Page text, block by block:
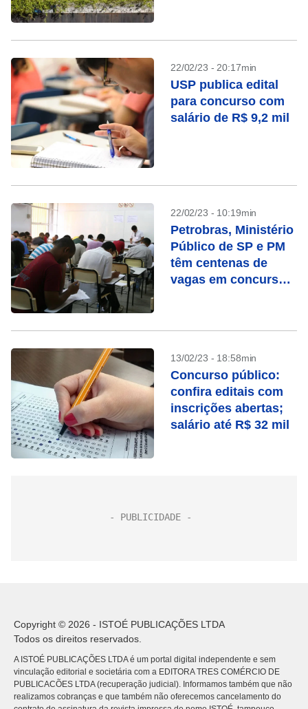
22/02/23 - 20:17min
USP publica edital
para concurso com
salário de R$ 9,2 mil
22/02/23 - 10:19min
Petrobras, Ministério
Público de SP e PM
têm centenas de
vagas em concursos;
13/02/23 - 18:58min
Concurso público:
confira editais com
inscrições abertas;
salário até R$ 32 mil
Copyright © 2026 - ISTOÉ PUBLICAÇÕES LTDA
Todos os direitos reservados.
A ISTOÉ PUBLICAÇÕES LTDA é um portal digital independente e sem
vinculação editorial e societária com a EDITORA TRES COMÉRCIO DE
PUBLICACÕES LTDA (recuperação judicial). Informamos também que não
realizamos cobranças e que também não oferecemos cancelamento do